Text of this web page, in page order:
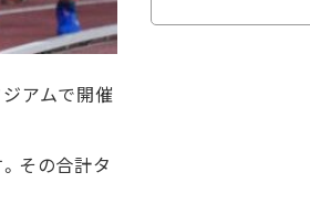
アムで開催
その合計タ